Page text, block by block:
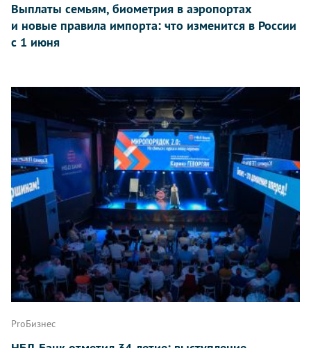
Выплаты семьям, биометрия в аэропортах
и новые правила импорта: что изменится в России
с 1 июня
ProБизнес